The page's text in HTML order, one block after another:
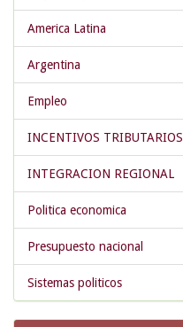
America Latina
Argentina
Empleo
INCENTIVOS TRIBUTARIOS
INTEGRACION REGIONAL
Politica economica
Presupuesto nacional
Sistemas politicos